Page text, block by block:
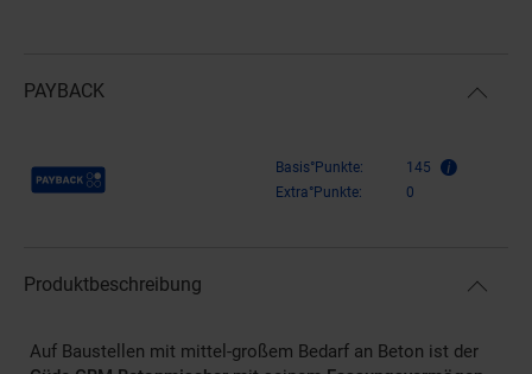
PAYBACK
Payback Punkte Basis°Punkte:
145
Extra°Punkte:
0
Produktbeschreibung
Auf Baustellen mit mittel-großem Bedarf an Beton ist der